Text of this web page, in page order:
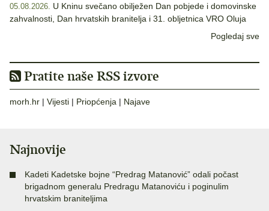
05.08.2026. U Kninu svečano obilježen Dan pobjede i domovinske
zahvalnosti, Dan hrvatskih branitelja i 31. obljetnica VRO Oluja
Pogledaj sve
Pratite naše RSS izvore
morh.hr | Vijesti | Priopćenja | Najave
Najnovije
Kadeti Kadetske bojne “Predrag Matanović” odali počast
brigadnom generalu Predragu Matanoviću i poginulim
hrvatskim braniteljima